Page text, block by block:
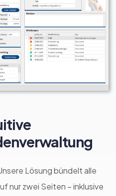
Lösung bündelt alle
nur zwei Seiten – inklusive